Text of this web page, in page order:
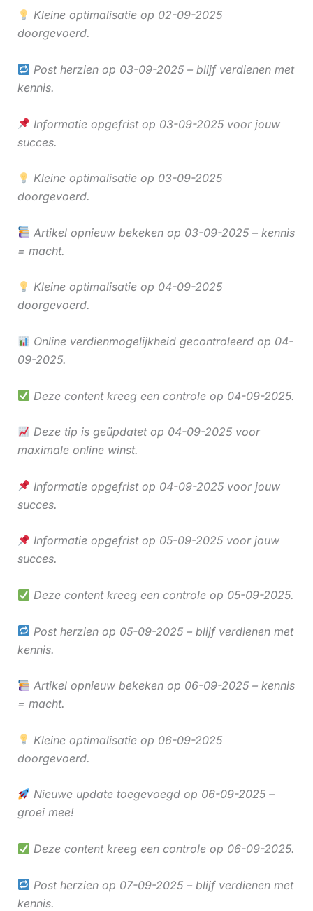
Kleine optimalisatie op 02-09-2025
doorgevoerd.
Post herzien op 03-09-2025 – blijf verdienen met
kennis.
Informatie opgefrist op 03-09-2025 voor jouw
succes.
Kleine optimalisatie op 03-09-2025
doorgevoerd.
Artikel opnieuw bekeken op 03-09-2025 – kennis
= macht.
Kleine optimalisatie op 04-09-2025
doorgevoerd.
Online verdienmogelijkheid gecontroleerd op 04-
09-2025.
Deze content kreeg een controle op 04-09-2025.
Deze tip is geüpdatet op 04-09-2025 voor
maximale online winst.
Informatie opgefrist op 04-09-2025 voor jouw
succes.
Informatie opgefrist op 05-09-2025 voor jouw
succes.
Deze content kreeg een controle op 05-09-2025.
Post herzien op 05-09-2025 – blijf verdienen met
kennis.
Artikel opnieuw bekeken op 06-09-2025 – kennis
= macht.
Kleine optimalisatie op 06-09-2025
doorgevoerd.
Nieuwe update toegevoegd op 06-09-2025 –
groei mee!
Deze content kreeg een controle op 06-09-2025.
Post herzien op 07-09-2025 – blijf verdienen met
kennis.